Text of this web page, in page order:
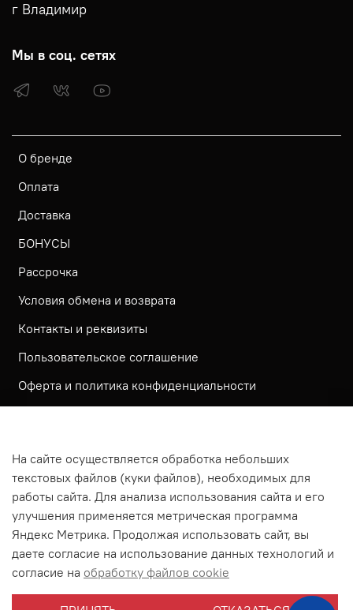
О бренде
Оплата
Доставка
БОНУСЫ
Рассрочка
Условия обмена и возврата
Контакты и реквизиты
Пользовательское соглашение
Оферта и политика конфиденциальности
Согласие посетителя сайта на обработку
персональных данных
На сайте используется метрическая система ЯНДЕКС
МЕТРИКА
На сайте применяются рекомендательные технологии
Согласие на получение рассылки рекламно-
г Владимир
Мы в соц. сетях
На сайте осуществляется обработка небольших
текстовых файлов (куки файлов), необходимых для
работы сайта. Для анализа использования сайта и его
улучшения применяется метрическая программа
Яндекс Метрика. Продолжая использовать сайт, вы
даете согласие на использование данных технологий и
согласие на обработку файлов cookie